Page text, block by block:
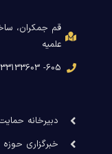
قم جمکران،
علمیه
605- 025-33133603
دبیرخانه
خبرگزاری حوزه